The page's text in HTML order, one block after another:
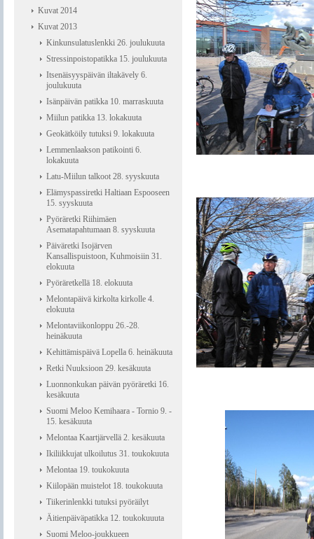
Kuvat 2014
Kuvat 2013
Kinkunsulatuslenkki 26. joulukuuta
Stressinpoistopatikka 15. joulukuuta
Itsenäisyyspäivän iltakävely 6.
joulukuuta
Isänpäivän patikka 10. marraskuuta
Miilun patikka 13. lokakuuta
Geokätköily tutuksi 9. lokakuuta
Lemmenlaakson patikointi 6.
lokakuuta
Latu-Miilun talkoot 28. syyskuuta
Elämyspassiretki Haltiaan Espooseen
15. syyskuuta
Pyöräretki Riihimäen
Asematapahtumaan 8. syyskuuta
Päiväretki Isojärven
Kansallispuistoon, Kuhmoisiin 31.
elokuuta
Pyöräretkellä 18. elokuuta
Melontapäivä kirkolta kirkolle 4.
elokuuta
Melontaviikonloppu 26.-28.
heinäkuuta
Kehittämispäivä Lopella 6. heinäkuuta
Retki Nuuksioon 29. kesäkuuta
Luonnonkukan päivän pyöräretki 16.
kesäkuuta
Suomi Meloo Kemihaara - Tornio 9. -
15. kesäkuuta
Melontaa Kaartjärvellä 2. kesäkuuta
Ikiliikkujat ulkoilutus 31. toukokuuta
Melontaa 19. toukokuuta
Kiilopään muistelot 18. toukokuuta
Tiikerinlenkki tutuksi pyöräilyt
Äitienpäiväpatikka 12. toukokuuuta
Suomi Meloo-joukkueen